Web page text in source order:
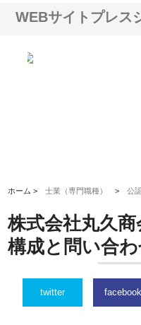
WEBサイトプレス
ホーム >士業（専門職種） >公
株式会社丸久
構成と問い合
twitter facebook